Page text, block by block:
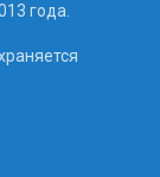
года.